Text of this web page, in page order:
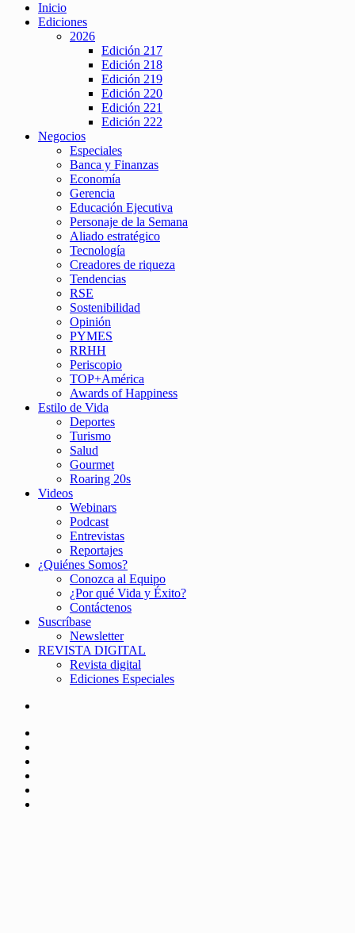
Inicio
Ediciones
2026
Edición 217
Edición 218
Edición 219
Edición 220
Edición 221
Edición 222
Negocios
Especiales
Banca y Finanzas
Economía
Gerencia
Educación Ejecutiva
Personaje de la Semana
Aliado estratégico
Tecnología
Creadores de riqueza
Tendencias
RSE
Sostenibilidad
Opinión
PYMES
RRHH
Periscopio
TOP+América
Awards of Happiness
Estilo de Vida
Deportes
Turismo
Salud
Gourmet
Roaring 20s
Videos
Webinars
Podcast
Entrevistas
Reportajes
¿Quiénes Somos?
Conozca al Equipo
¿Por qué Vida y Éxito?
Contáctenos
Suscríbase
Newsletter
REVISTA DIGITAL
Revista digital
Ediciones Especiales